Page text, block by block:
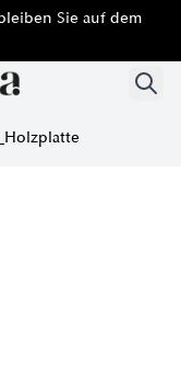
Sie auf dem